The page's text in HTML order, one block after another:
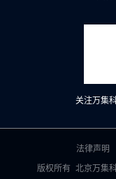
关注万集
法律声明
版权所有 北京万集